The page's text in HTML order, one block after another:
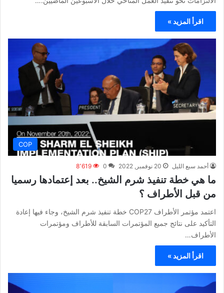
اقرأ المزيد »
COP
أحمد سبع الليل 20 نوفمبر, 2022 0 8٬619
ما هي خطة تنفيذ شرم الشيخ.. بعد إعتمادها رسميا
من قبل الأطراف ؟
اعتمد مؤتمر الأطراف COP27 خطة تنفيذ شرم الشيخ، وجاء فيها إعادة
التأكيد على نتائج جميع المؤتمرات السابقة للأطراف ومؤتمرات
الأطراف…
اقرأ المزيد »